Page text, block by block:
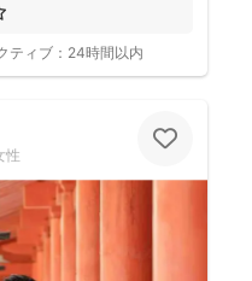
ティブ： 24時間以内
性